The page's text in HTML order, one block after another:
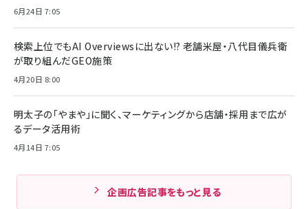
6月24日 7:05
検索上位でもAI Overviewsに出ない!? 老舗米屋・八代目儀兵衛
が取り組んだGEO施策
4月20日 8:00
明太子の「やまや」に聞く、マーケティングから店舗・採用まで広が
るデータ活用術
4月14日 7:05
企画広告記事をもっと見る